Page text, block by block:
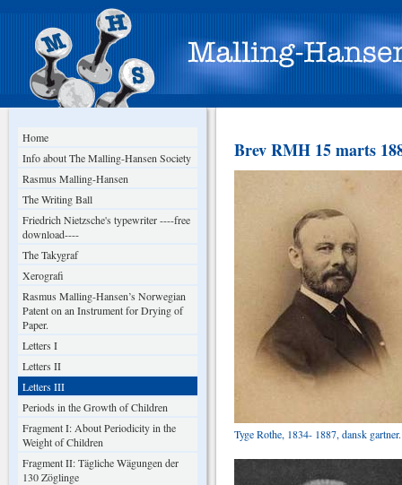
Home
Info about The Malling-Hansen Society
Rasmus Malling-Hansen
The Writing Ball
Friedrich Nietzsche's typewriter ----free
download----
The Takygraf
Xerografi
Rasmus Malling-Hansen’s Norwegian
Patent on an Instrument for Drying of
Paper.
Letters I
Letters II
Letters III
Periods in the Growth of Children
Fragment I: About Periodicity in the
Weight of Children
Fragment II: Tägliche Wägungen der
130 Zöglinge
Brev RMH 15 marts
Tyge Rothe, 1834- 1887, dansk gartner.